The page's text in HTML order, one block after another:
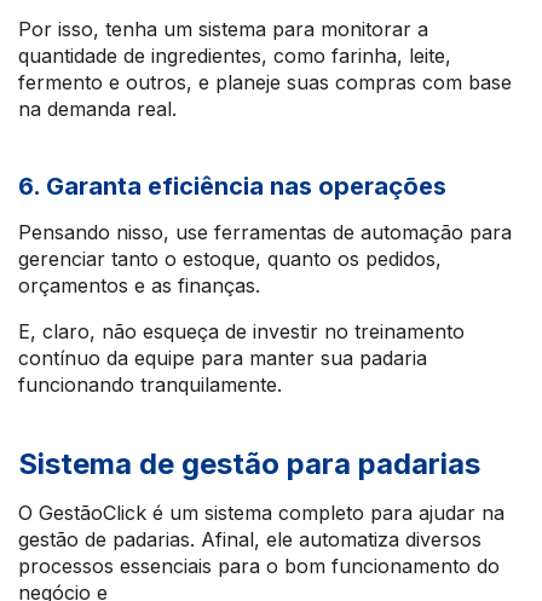
Por isso, tenha um sistema para monitorar a
quantidade de ingredientes, como farinha, leite,
fermento e outros, e planeje suas compras com base
na demanda real.
6. Garanta eficiência nas operações
Pensando nisso, use ferramentas de automação para
gerenciar tanto o estoque, quanto os pedidos,
orçamentos e as finanças.
E, claro, não esqueça de investir no treinamento
contínuo da equipe para manter sua padaria
funcionando tranquilamente.
Sistema de gestão para padarias
O GestãoClick é um sistema completo para ajudar na
gestão de padarias. Afinal, ele automatiza diversos
processos essenciais para o bom funcionamento do
negócio e